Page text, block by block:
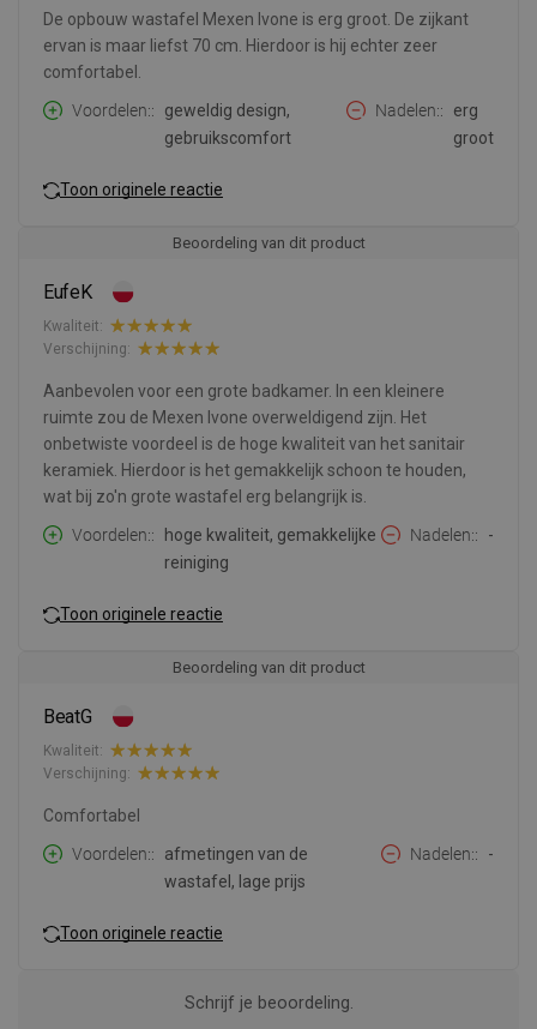
De opbouw wastafel Mexen Ivone is erg groot. De zijkant
ervan is maar liefst 70 cm. Hierdoor is hij echter zeer
comfortabel.
Voordelen:
geweldig design,
gebruikscomfort
Nadelen:
erg
groot
Toon originele reactie
Beoordeling van dit product
EufeK
Kwaliteit:
Verschijning:
Aanbevolen voor een grote badkamer. In een kleinere
ruimte zou de Mexen Ivone overweldigend zijn. Het
onbetwiste voordeel is de hoge kwaliteit van het sanitair
keramiek. Hierdoor is het gemakkelijk schoon te houden,
wat bij zo'n grote wastafel erg belangrijk is.
Voordelen:
hoge kwaliteit, gemakkelijke
reiniging
Nadelen: -
Toon originele reactie
Beoordeling van dit product
BeatG
Kwaliteit:
Verschijning:
Comfortabel
Voordelen:
afmetingen van de
wastafel, lage prijs
Nadelen: -
Toon originele reactie
Schrijf je beoordeling.